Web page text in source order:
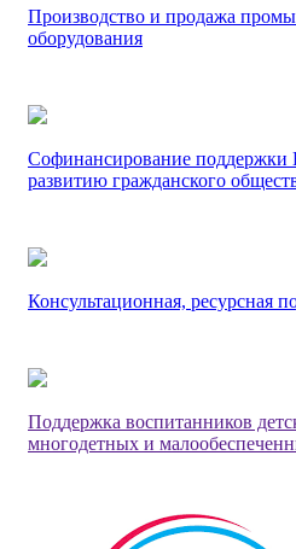
Производство и продажа
оборудования
Софинансирование
развитию гражданского
Консультационная, ресурсная
Поддержка воспитанников
многодетных и